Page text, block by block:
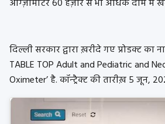
ऑग्ज़ीमीटर60 हज़ार से भी अधिक दाम में
दिल्ली सरकार द्वारा ख़रीदे गए प्रोडक्ट का
TABLE TOP Adult and Pediatric and
Oximeter’ है. कॉन्ट्रैक्ट की तारीख़ 5 जून,